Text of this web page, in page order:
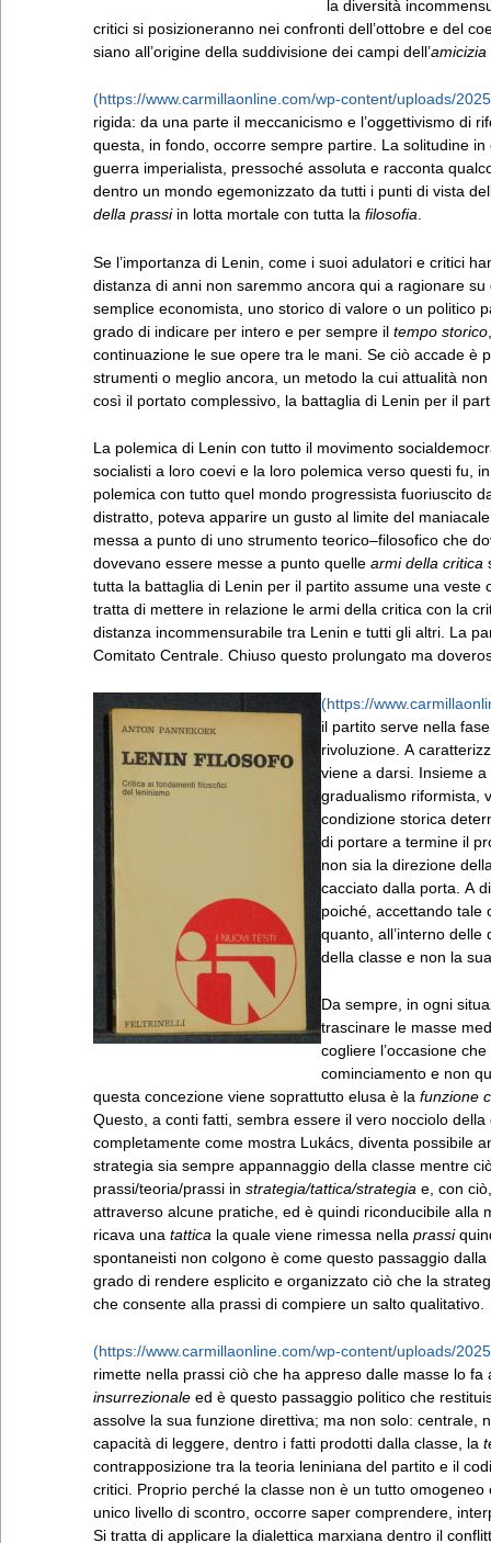
la diversità
critici si posizioneranno nei confronti dell’ottobre e del
siano all’origine della suddivisione dei campi dell’amicizia
rigida: da una parte il meccanicismo e l’oggettivismo di
questa, in fondo, occorre sempre partire. La solitudine
guerra imperialista, pressoché assoluta e racconta
dentro un mondo egemonizzato da tutti i punti di vista
della prassiin lotta mortale con tutta la filosofia.
Se l’importanza di Lenin, come i suoi adulatori e critici
distanza di anni non saremmo ancora qui a ragionare
semplice economista, uno storico di valore o un politico
grado di indicare per intero e per sempre il tempo storico
continuazione le sue opere tra le mani. Se ciò accade è
strumenti o meglio ancora, un metodo la cui attualità
così il portato complessivo, la battaglia di Lenin per il
La polemica di Lenin con tutto il movimento
socialisti a loro coevi e la loro polemica verso questi fu,
polemica con tutto quel mondo progressista fuoriuscito
distratto, poteva apparire un gusto al limite del
messa a punto di uno strumento teorico–filosofico che
dovevano essere messe a punto quelle armi della critica
tutta la battaglia di Lenin per il partito assume una
tratta di mettere in relazione le armi della critica con la
distanza incommensurabile tra Lenin e tutti gli altri. La
Comitato Centrale. Chiuso questo prolungato ma
il partito serve nella
rivoluzione. A caratterizzare entrambe queste due ipotesi è l’evoluzione oggettiva e spontanea in cui il passaggio storico
viene a darsi. Insieme
gradualismo riformista,
condizione storica
di portare a termine il
non sia la direzione
cacciato dalla porta. A
poiché, accettando tale
quanto, all’interno
della classe e non la
Da sempre, in ogni
trascinare le masse
cogliere l’occasione
cominciamento e non
questa concezione viene soprattutto elusa è la funzione
Questo, a conti fatti, sembra essere il vero nocciolo
completamente come mostra Lukács, diventa possibile
strategia sia sempre appannaggio della classe mentre
prassi/teoria/prassi in strategia/tattica/strategia e, con
attraverso alcune pratiche, ed è quindi riconducibile
ricava una tattica la quale viene rimessa nella prassi
spontaneisti non colgono è come questo passaggio
grado di rendere esplicito e organizzato ciò che la
che consente alla prassi di compiere un salto qualitativo.
rimette nella prassi ciò che ha appreso dalle masse lo
insurrezionale ed è questo passaggio politico che
assolve la sua funzione direttiva; ma non solo: centrale,
capacità di leggere, dentro i fatti prodotti dalla classe, la
contrapposizione tra la teoria leniniana del partito e il
critici. Proprio perché la classe non è un tutto
unico livello di scontro, occorre saper comprendere,
Si tratta di applicare la dialettica marxiana dentro il